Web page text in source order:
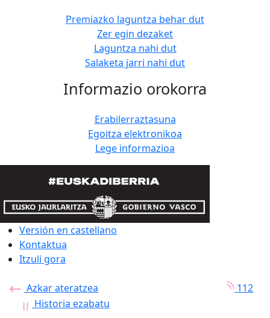
Premiazko laguntza behar dut
Zer egin dezaket
Laguntza nahi dut
Salaketa jarri nahi dut
Informazio orokorra
Erabilerraztasuna
Egoitza elektronikoa
Lege informazioa
Versión en castellano
Kontaktua
Itzuli gora
Azkar ateratzea
Historia ezabatu
112